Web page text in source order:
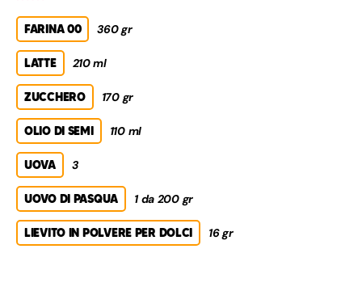
FARINA 00 360 gr
LATTE 210 ml
ZUCCHERO 170 gr
OLIO DI SEMI 110 ml
UOVA 3
UOVO DI PASQUA 1 da 200 gr
LIEVITO IN POLVERE PER DOLCI 16 gr